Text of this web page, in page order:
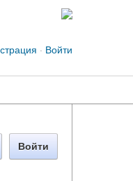
· Войти
Войти